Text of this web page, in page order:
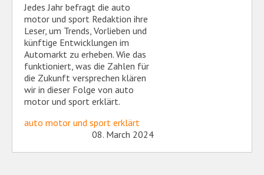
Jedes Jahr befragt die auto
motor und sport Redaktion ihre
Leser, um Trends, Vorlieben und
künftige Entwicklungen im
Automarkt zu erheben. Wie das
funktioniert, was die Zahlen für
die Zukunft versprechen klären
wir in dieser Folge von auto
motor und sport erklärt.
auto motor und sport erklärt
08. March 2024